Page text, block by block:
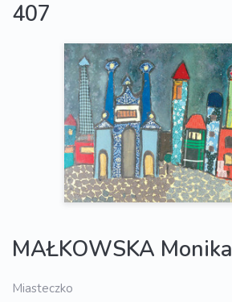
407
MAŁKOWSKA Monika
Miasteczko